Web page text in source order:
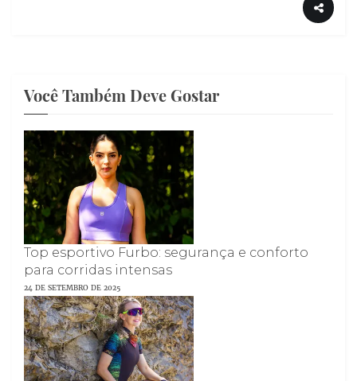
Você Também Deve Gostar
Top esportivo Furbo: segurança e conforto
para corridas intensas
24 DE SETEMBRO DE 2025